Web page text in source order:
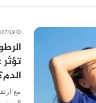
2026/07/19
مع